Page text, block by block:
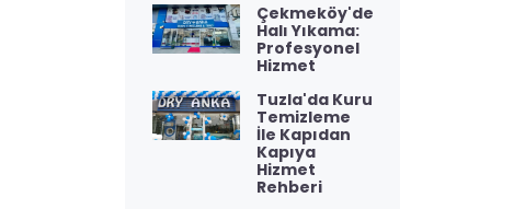
Çekmeköy'de
Halı Yıkama:
Profesyonel
Hizmet
Tuzla'da Kuru
Temizleme
İle Kapıdan
Kapıya
Hizmet
Rehberi